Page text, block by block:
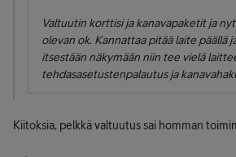
Valtuutin korttisi ja kanavapaketit ja
olevan ok. Kannattaa pitää laite päällä
itsestään näkymään niin tee vielä
tehdasasetustenpalautus ja
Kiitoksia, pelkkä valtuutus sai homman